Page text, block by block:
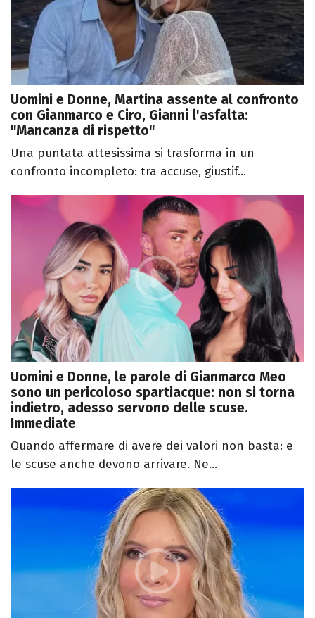
Uomini e Donne, Martina assente al confronto
con Gianmarco e Ciro, Gianni l'asfalta:
"Mancanza di rispetto"
Una puntata attesissima si trasforma in un
confronto incompleto: tra accuse, giustif...
Uomini e Donne, le parole di Gianmarco Meo
sono un pericoloso spartiacque: non si torna
indietro, adesso servono delle scuse.
Immediate
Quando affermare di avere dei valori non basta: e
le scuse anche devono arrivare. Ne...